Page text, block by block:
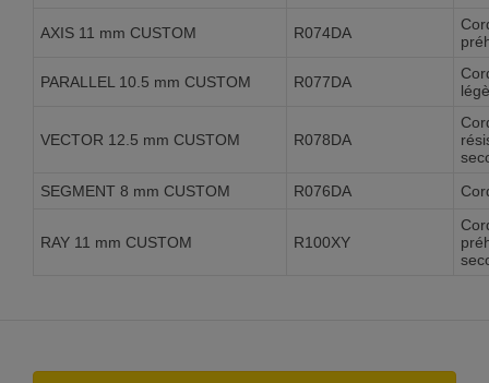
AXIS 11 mm CUSTOM R074DA
PARALLEL 10.5 mm CUSTOM R077DA
VECTOR 12.5 mm CUSTOM R078DA
SEGMENT 8 mm CUSTOM
R076DA
RAY 11 mm CUSTOM R100XY